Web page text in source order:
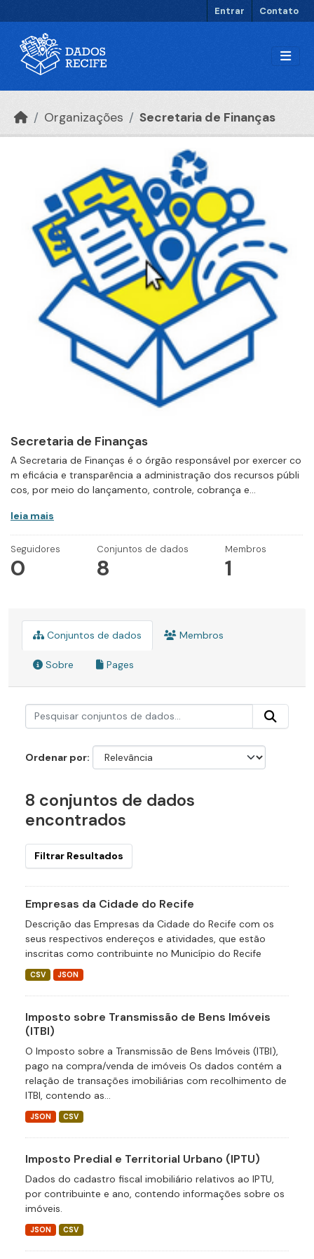
Entrar Contato
Organizações Secretaria de Finanças
Secretaria de Finanças
A Secretaria de Finanças é o órgão responsável por exercer co
m eficácia e transparência a administração dos recursos públi
cos, por meio do lançamento, controle, cobrança e...
leia mais
Seguidores
0
Conjuntos de dados
8
Membros
1
Conjuntos de dados Membros
Sobre Pages
Ordenar por
8 conjuntos de dados
encontrados
Filtrar Resultados
Empresas da Cidade do Recife
Descrição das Empresas da Cidade do Recife com os
seus respectivos endereços e atividades, que estão
inscritas como contribuinte no Município do Recife
CSV JSON
Imposto sobre Transmissão de Bens Imóveis
(ITBI)
O Imposto sobre a Transmissão de Bens Imóveis (ITBI),
pago na compra/venda de imóveis Os dados contém a
relação de transações imobiliárias com recolhimento de
ITBI, contendo as...
JSON CSV
Imposto Predial e Territorial Urbano (IPTU)
Dados do cadastro fiscal imobiliário relativos ao IPTU,
por contribuinte e ano, contendo informações sobre os
imóveis.
JSON CSV